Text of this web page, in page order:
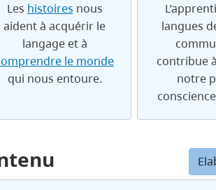
Les histoires nous
aident à acquérir le
langage et à
le monde
qui nous entoure.
langues
contribue
notre